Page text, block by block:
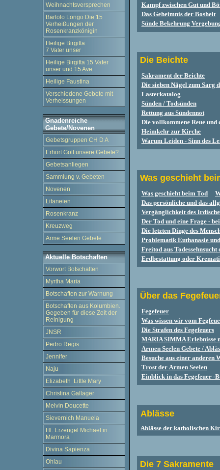
Weihnachtsversprechen
Bartolo Longo Die 15
Verheißungen der
Rosenkranzkönigin
Heilige Birgitta
7 Vater unser
Heilige Birgitta 15 Vater
unser und 15 Ave
Heilige Faustina
Verschiedene Gebete mit
Verheissungen
Gnadenreiche
Gebete/Novenen
Gebetsgruppen CH D A
Erhört Gott unsere Gebete?
Gebetsanliegen
Sammlung v. Gebeten
Novenen
Litaneien
Rosenkranz
Kreuzweg
Arme Seelen Gebete
Aktuelle Botschaften
Vorwort Botschaften
Myrtha Maria
Botschaften zur Warnung
Botschaften aus Kolumbien.
Gegeben für diese Zeit der
Reinigung
JNSR
Pedro Regis
Jennifer
Naju
Elizabeth Little Mary
Christina Gallager
Melvin Doucette
Sievernich Manuela
Hl. Erzengel Michael in
Marmora
Divina Sapienza
Ohlau
Kampf zwischen Gut und
Das Geheimnis der Bosheit
Sünde Bekehrung
Die Beichte
Sakrament der Beichte
Die sieben Nägel zum Sarg
Lasterkatalog
Sünden / Todsünden
Rettung aus Sündennot
Die vollkommene Reue und
Heimkehr zur Kirche
Warum Leiden - Sinn des
Was geschieht
Was geschieht beim Tod
Das persönliche und das
Vergänglichkeit des
Der Tod und eine Frage -
Die letzten Dinge des
Problematik Euthanasie
Freitod aus Todessehnsucht
Erdbestattung oder
Über das
Fegefeuer
Was wissen wir vom
Die Strafen des Fegefeuers
MARIA SIMMA Erlebnisse
Armen Seelen Gebete /
Besuche aus einer anderen
Trost der Armen Seelen
Einblick in das Fegefeuer -
Ablässe
Ablässe der katholischen
Die 7 Sakramente